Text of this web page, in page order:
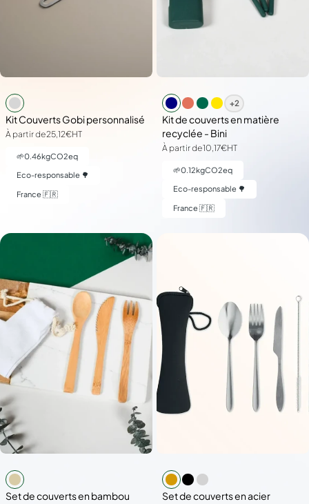
Kit Couverts Gobi personnalisé
À partir de25,12€HT
🌱0.46kgCO2eq
Eco-responsable 🌳
France 🇫🇷
+2
Kit de couverts en matière
recyclée - Bini
À partir de10,17€HT
🌱0.12kgCO2eq
Eco-responsable 🌳
France 🇫🇷
Set de couverts en bambou Set de couverts en acier